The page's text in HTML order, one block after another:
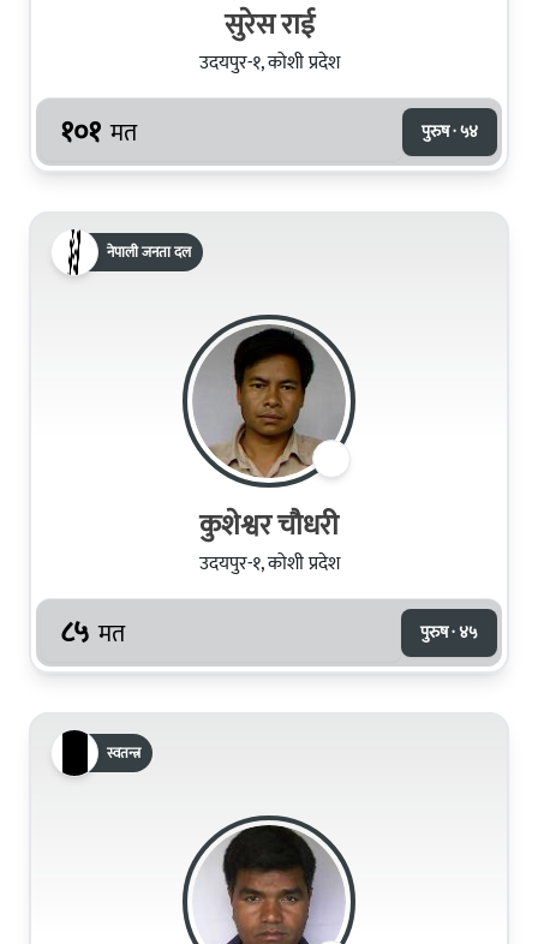
सुरेस राई
उदयपुर-१, कोशी प्रदेश
१०१ मत पुरुष · ५४
नेपाली जनता दल
कुशेश्वर चौधरी
उदयपुर-१, कोशी प्रदेश
८५ मत पुरुष · ४५
स्वतन्त्र